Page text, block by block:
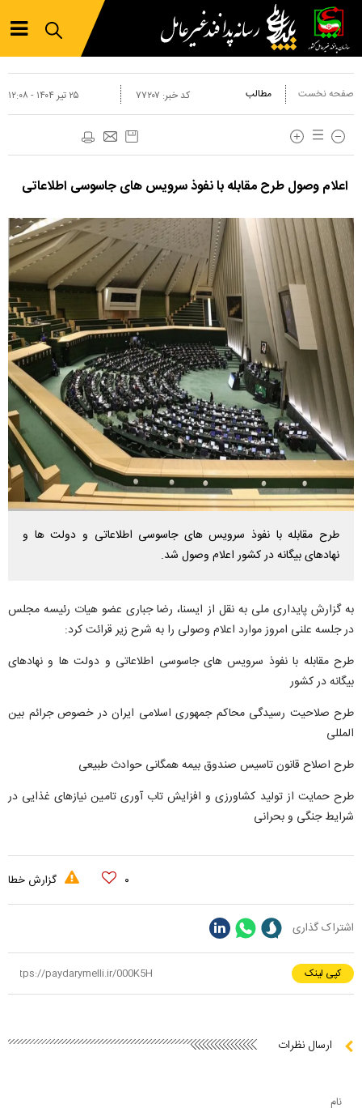
صفحه نخست مطالب ۲۵ تير ۱۴۰۴ - ۱۲:۰۸ کد خبر: ۷۷۲۰۷
اعلام وصول طرح مقابله با نفوذ سرویس های جاسوسی اطلاعاتی
طرح مقابله با نفوذ سرویس های جاسوسی اطلاعاتی و دولت ها و
نهادهای بیگانه در کشور اعلام وصول شد.
به گزارش پایداری ملی به نقل از ایسنا، رضا جباری عضو هیات رئیسه مجلس
در جلسه علنی امروز موارد اعلام وصولی را به شرح زیر قرائت کرد:
طرح مقابله با نفوذ سرویس های جاسوسی اطلاعاتی و دولت ها و نهادهای
بیگانه در کشور
طرح صلاحیت رسیدگی محاکم جمهوری اسلامی ایران در خصوص جرائم بین
المللی
طرح اصلاح قانون تاسیس صندوق بیمه همگانی حوادث طبیعی
طرح حمایت از تولید کشاورزی و افزایش تاب آوری تامین نیازهای غذایی در
شرایط جنگی و بحرانی
۰ گزارش خطا
اشتراک گذاری
کپی لینک
ارسال نظرات
نام